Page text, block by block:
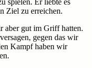
spielen. Er liebte es
Ziel zu erreichen.
aber gut im Griff hatten.
gegen das wir
Kampf haben wir